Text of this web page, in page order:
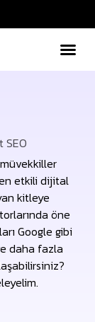
SEO
etkili dijital
kitleye
öne
Google gibi
daha fazla